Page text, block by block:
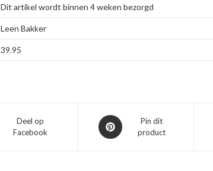
Dit artikel wordt binnen 4 weken bezorgd
Leen Bakker
39.95
Deel op
Facebook
Opent
in
Pin dit
product